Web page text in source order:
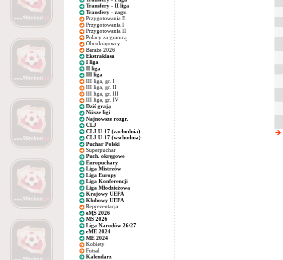
Transfery - II liga
Transfery - zagr.
Przygotowania E
Przygotowania I
Przygotowania II
Polacy za granicą
Obcokrajowcy
Baraże 2026
Ekstraklasa
I liga
II liga
III liga
III liga, gr. I
III liga, gr. II
III liga, gr. III
III liga, gr. IV
Dziś grają
Niższe ligi
Najnowsze rozgr.
CLJ
CLJ U-17 (zachodnia)
CLJ U-17 (wschodnia)
Puchar Polski
Superpuchar
Puch. okręgowe
Europuchary
Liga Mistrzów
Liga Europy
Liga Konferencji
Liga Młodzieżowa
Krajowy UEFA
Klubowy UEFA
Reprezentacja
eMŚ 2026
MŚ 2026
Liga Narodów 26/27
eME 2024
ME 2024
Kobiety
Futsal
Kalendarz